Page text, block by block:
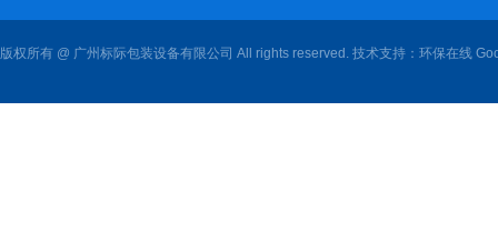
版权所有 @ 广州标际包装设备有限公司 All rights reserved. 技术支持： 环保在线